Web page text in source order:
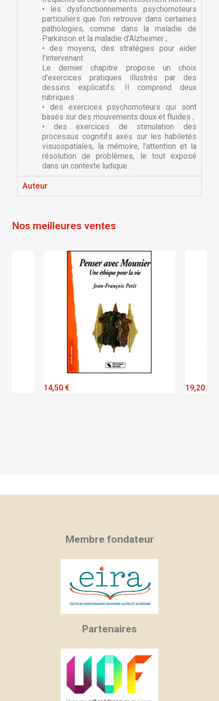
Ajouter à ma liste d'envies ×
add_circle_outline Créer une nouvelle liste
Créer une liste d'envies ×
Nom de la liste d'envies
Connexion ×
Vous devez être connecté pour ajouter des produits
à votre liste d'envies.
• les dysfonctionnements psychomoteurs
particuliers que l’on retrouve dans certaines
pathologies, comme dans la maladie de
Parkinson et la maladie d’Alzheimer ;
• des moyens, des stratégies pour aider
l'intervenant.
Le dernier chapitre propose un choix
d'exercices pratiques illustrés par des
dessins explicatifs. Il comprend deux
rubriques :
• des exercices psychomoteurs qui sont
basés sur des mouvements doux et fluides ;
• des exercices de stimulation des
processus cognitifs axés sur les habiletés
visuospatiales, la mémoire, l'attention et la
résolution de problèmes, le tout exposé
dans un contexte ludique.
Auteur
Nos meilleures ventes
14,50 € 19,20 €
Membre fondateur
Partenaires